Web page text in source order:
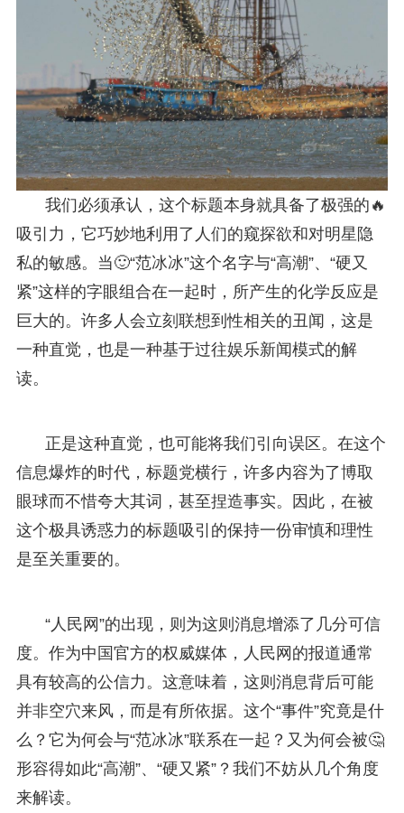
我们必须承认，这个标题本身就具备了极强的🔥
吸引力，它巧妙地利用了人们的窥探欲和对明星隐
私的敏感。当🙂“范冰冰”这个名字与“高潮”、“硬又
紧”这样的字眼组合在一起时，所产生的化学反应是
巨大的。许多人会立刻联想到性相关的丑闻，这是
一种直觉，也是一种基于过往娱乐新闻模式的解
读。
正是这种直觉，也可能将我们引向误区。在这个
信息爆炸的时代，标题党横行，许多内容为了博取
眼球而不惜夸大其词，甚至捏造事实。因此，在被
这个极具诱惑力的标题吸引的保持一份审慎和理性
是至关重要的。
“人民网”的出现，则为这则消息增添了几分可信
度。作为中国官方的权威媒体，人民网的报道通常
具有较高的公信力。这意味着，这则消息背后可能
并非空穴来风，而是有所依据。这个“事件”究竟是什
么？它为何会与“范冰冰”联系在一起？又为何会被🤔
形容得如此“高潮”、“硬又紧”？我们不妨从几个角度
来解读。